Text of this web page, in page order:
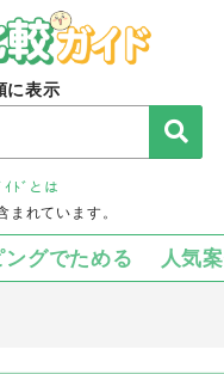
に表示
ｲﾄﾞとは
まれています。
グでためる 人気